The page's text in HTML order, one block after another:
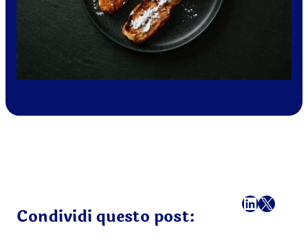
Condividi questo post:
Facebook
LinkedIn
X